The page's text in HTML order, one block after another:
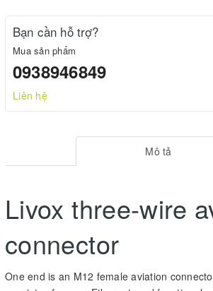
Bạn cần hỗ trợ?
Mua sản phẩm
0938946849
Liên hệ
Mô tả
Livox three-wire
connector
One end is an M12 female aviation